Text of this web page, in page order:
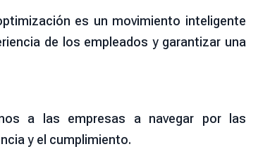
es un movimiento inteligente
de los empleados y garantizar una
a las empresas a navegar por las
y el cumplimiento.